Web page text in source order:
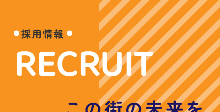
採用情報
RECRUIT